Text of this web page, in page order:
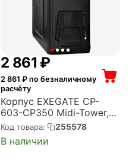
2 861 ₽
2 861 ₽ по безналичному
расчёту
Корпус EXEGATE CP-
603-CP350 Midi-Tower,
350 Вт, 2xUSB 2.0,
чёрный (EX278390RUS)
Код товара: 255578
В наличии